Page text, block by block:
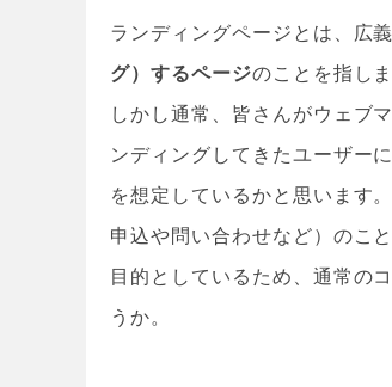
ランディングページとは、広
グ）するページのことを指しま
しかし通常、皆さんがウェブ
ンディングしてきたユーザー
を想定しているかと思います
申込や問い合わせなど）のこ
目的としているため、通常の
うか。